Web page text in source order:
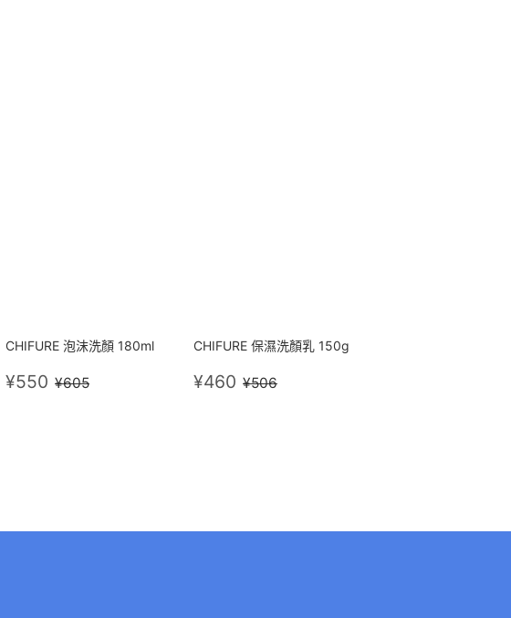
CHIFURE 泡沫洗顏 180ml
售
¥550 ¥550
定價
¥605
CHIFURE 保濕洗顏乳 150g
售
¥460 ¥460
定價
¥506